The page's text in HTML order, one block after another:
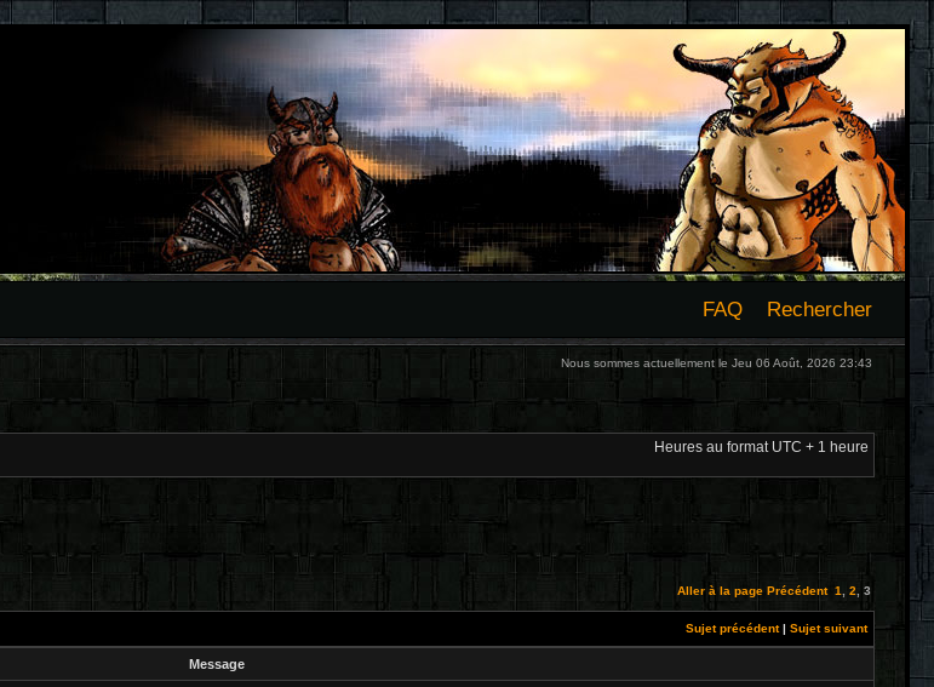
FAQ Rechercher
Nous sommes actuellement le Jeu 06 Août, 2026 23:43
Heures au format UTC + 1 heure
Aller à la page Précédent 1 2 3
Sujet précédent| Sujet suivant
Message